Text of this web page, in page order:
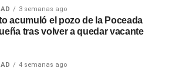
del servicio, priorizando el
plantas potabilizadoras y el
La planta de Puerto
potable a esa localidad y a Fortín
Miraflores, El Espinillo y Villa
3 semanas ago
acumuló el pozo de la Poceada
tras volver a quedar vacante
4 semanas ago